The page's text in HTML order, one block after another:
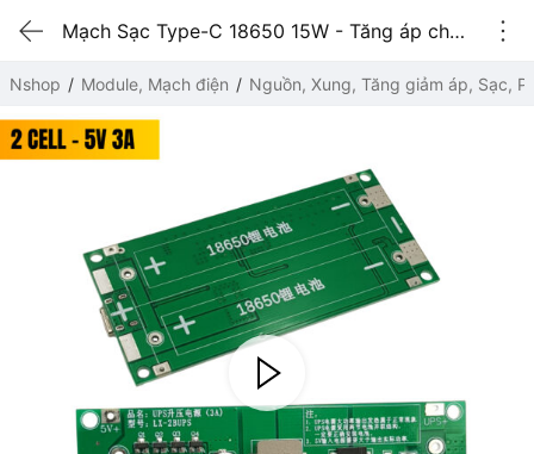
Mạch Sạc Type-C 18650 15W - Tăng áp cho nguồn dự phòng UPS (5V/9V/12V) 2 CELL - 5V 3A
Nshop Module, Mạch điện Nguồn, Xung, Tăng giảm áp, Sạc,